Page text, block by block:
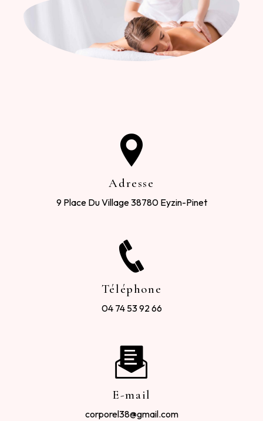
Adresse
9 Place Du Village38780 Eyzin-Pinet
Téléphone
04 74 53 92 66
E-mail
corporel38@gmail.com